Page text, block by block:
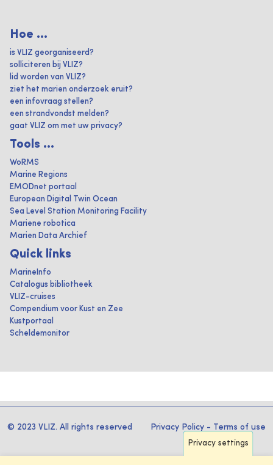
Hoe ...
is VLIZ georganiseerd?
solliciteren bij VLIZ?
lid worden van VLIZ?
ziet het marien onderzoek eruit?
een infovraag stellen?
een strandvondst melden?
gaat VLIZ om met uw privacy?
Tools ...
WoRMS
Marine Regions
EMODnet portaal
European Digital Twin Ocean
Sea Level Station Monitoring Facility
Mariene robotica
Marien Data Archief
Quick links
MarineInfo
Catalogus bibliotheek
VLIZ-cruises
Compendium voor Kust en Zee
Kustportaal
Scheldemonitor
© 2023 VLIZ. All rights reserved Privacy Policy - Terms of use
Privacy settings